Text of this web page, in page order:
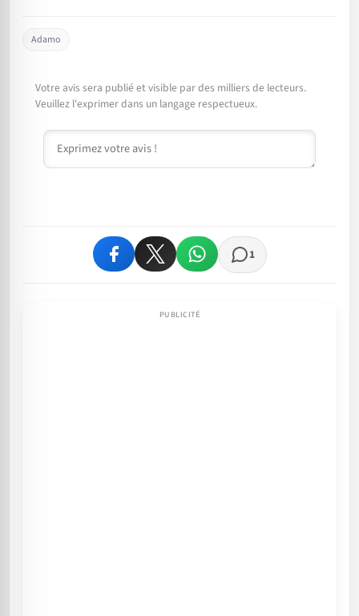
Adamo
Votre avis sera publié et visible par des milliers de lecteurs.
Veuillez l'exprimer dans un langage respectueux.
Commentaire
1